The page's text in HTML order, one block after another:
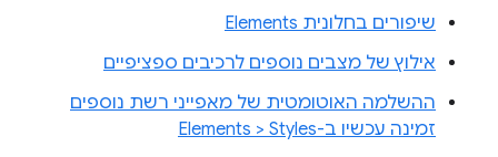
שיפורים בחלונית Elements
אילוץ של מצבים נוספים לרכיבים ספציפיים
ההשלמה האוטומטית של מאפייני רשת נוספים
זמינה עכשיו ב-Elements > Styles